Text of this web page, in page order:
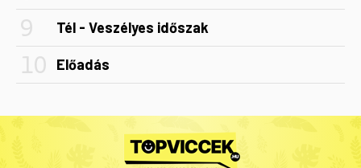
Tél - Veszélyes időszak
Előadás